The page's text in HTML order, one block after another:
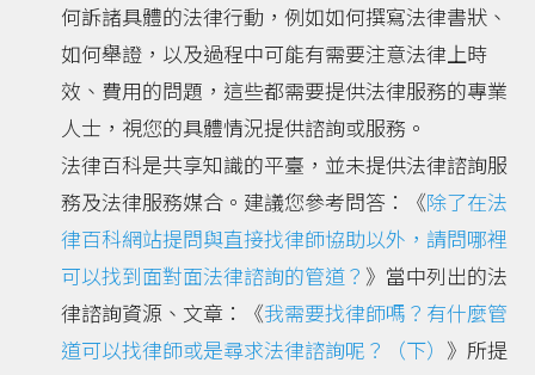
何訴諸具體的法律行動，例如如何撰寫法律書狀、
如何舉證，以及過程中可能有需要注意法律上時
效、費用的問題，這些都需要提供法律服務的專業
人士，視您的具體情況提供諮詢或服務。
法律百科是共享知識的平臺，並未提供法律諮詢服
務及法律服務媒合。建議您參考問答：《除了在法
律百科網站提問與直接找律師協助以外，請問哪裡
可以找到面對面法律諮詢的管道？ 》當中列出的法
律諮詢資源、文章：《我需要找律師嗎？有什麼管
道可以找律師或是尋求法律諮詢呢？（下） 》所提